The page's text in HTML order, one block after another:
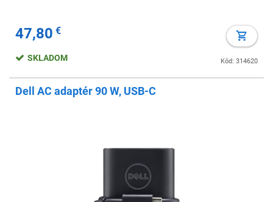
47,80 €
Kód: 314620
SKLADOM
Dell AC adaptér 90 W, USB-C